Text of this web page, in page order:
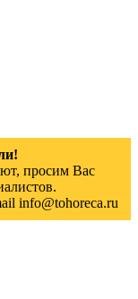
просим Вас
info@tohoreca.ru